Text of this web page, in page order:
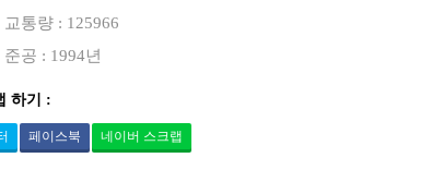
교통량 : 125966
준공 : 1994년
하기 :
페이스북 네이버 스크랩